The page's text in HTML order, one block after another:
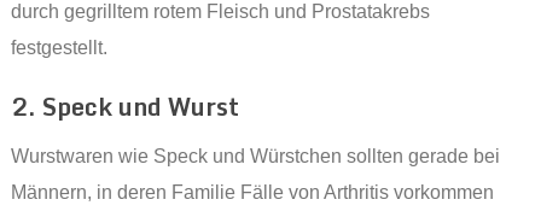
durch gegrilltem rotem Fleisch und Prostatakrebs
festgestellt.
2. Speck und Wurst
Wurstwaren wie Speck und Würstchen sollten gerade bei
Männern, in deren Familie Fälle von Arthritis vorkommen